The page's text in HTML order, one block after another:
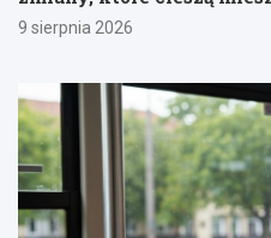
9 sierpnia 2026